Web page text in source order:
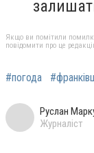
Якщо ви помітили
повідомити про це
#погода
Руслан
Журналіст